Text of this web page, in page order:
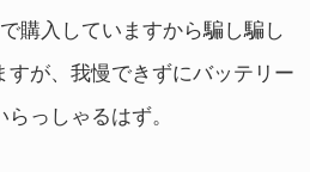
購入していますから騙し騙し
すが、我慢できずにバッテリー
っしゃるはず。